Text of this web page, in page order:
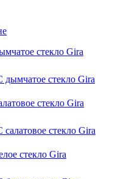
стекло Gira
стекло Gira
стекло Gira